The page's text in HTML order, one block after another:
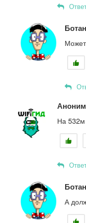
Ботан
Аноним
На 532м
Ботан
А